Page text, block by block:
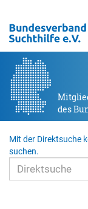
des
Mit der Direktsuche
suchen.